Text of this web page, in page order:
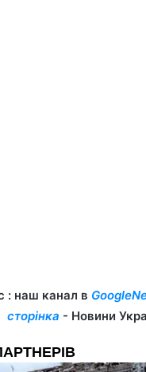
: наш канал в
сторінка - Новини